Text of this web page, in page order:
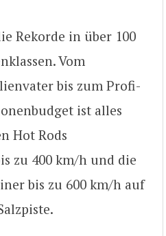
Rekorde in über 100
Vom
bis zum Profi-
ist alles
Hot Rods
zu 400 km/h und die
bis zu 600 km/h auf